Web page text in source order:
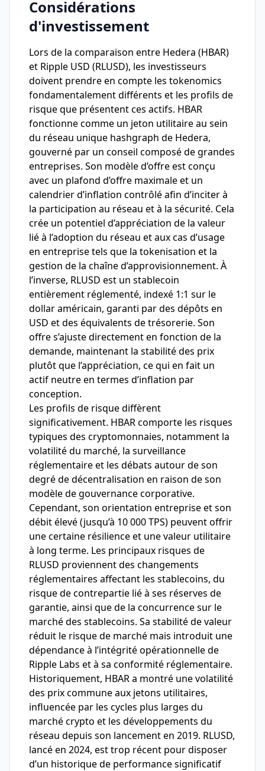
Considérations
d'investissement
Lors de la comparaison entre Hedera (HBAR)
et Ripple USD (RLUSD), les investisseurs
doivent prendre en compte les tokenomics
fondamentalement différents et les profils de
risque que présentent ces actifs. HBAR
fonctionne comme un jeton utilitaire au sein
du réseau unique hashgraph de Hedera,
gouverné par un conseil composé de grandes
entreprises. Son modèle d’offre est conçu
avec un plafond d’offre maximale et un
calendrier d’inflation contrôlé afin d’inciter à
la participation au réseau et à la sécurité. Cela
crée un potentiel d’appréciation de la valeur
lié à l’adoption du réseau et aux cas d’usage
en entreprise tels que la tokenisation et la
gestion de la chaîne d’approvisionnement. À
l’inverse, RLUSD est un stablecoin
entièrement réglementé, indexé 1:1 sur le
dollar américain, garanti par des dépôts en
USD et des équivalents de trésorerie. Son
offre s’ajuste directement en fonction de la
demande, maintenant la stabilité des prix
plutôt que l’appréciation, ce qui en fait un
actif neutre en termes d’inflation par
conception.
Les profils de risque diffèrent
significativement. HBAR comporte les risques
typiques des cryptomonnaies, notamment la
volatilité du marché, la surveillance
réglementaire et les débats autour de son
degré de décentralisation en raison de son
modèle de gouvernance corporative.
Cependant, son orientation entreprise et son
débit élevé (jusqu’à 10 000 TPS) peuvent offrir
une certaine résilience et une valeur utilitaire
à long terme. Les principaux risques de
RLUSD proviennent des changements
réglementaires affectant les stablecoins, du
risque de contrepartie lié à ses réserves de
garantie, ainsi que de la concurrence sur le
marché des stablecoins. Sa stabilité de valeur
réduit le risque de marché mais introduit une
dépendance à l’intégrité opérationnelle de
Ripple Labs et à sa conformité réglementaire.
Historiquement, HBAR a montré une volatilité
des prix commune aux jetons utilitaires,
influencée par les cycles plus larges du
marché crypto et les développements du
réseau depuis son lancement en 2019. RLUSD,
lancé en 2024, est trop récent pour disposer
d’un historique de performance significatif